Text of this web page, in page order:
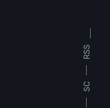
SC
RSS